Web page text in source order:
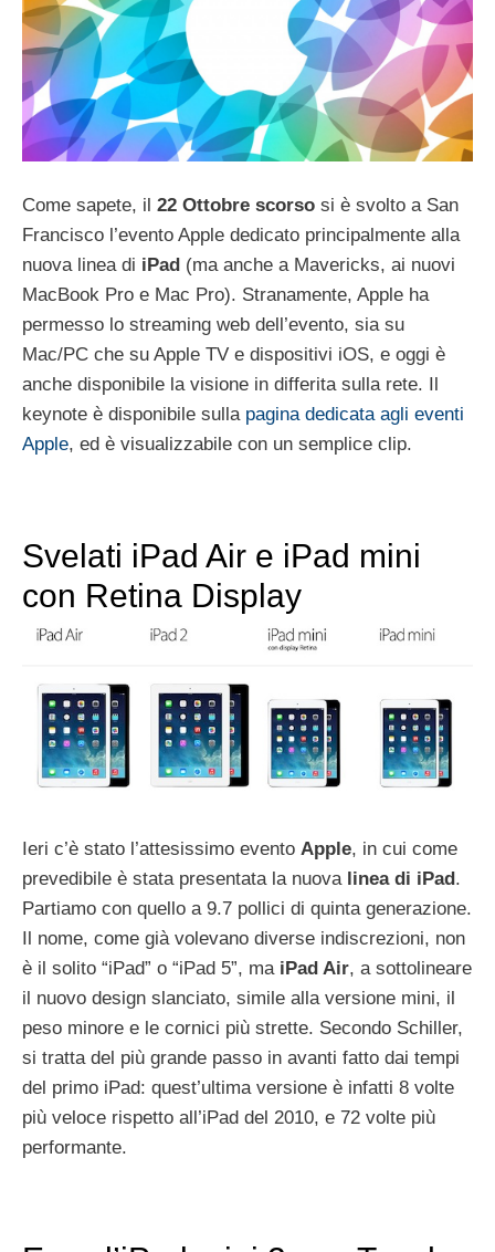
Come sapete, il 22 Ottobre scorso si è svolto a San
Francisco l’evento Apple dedicato principalmente alla
nuova linea di iPad (ma anche a Mavericks, ai nuovi
MacBook Pro e Mac Pro). Stranamente, Apple ha
permesso lo streaming web dell’evento, sia su
Mac/PC che su Apple TV e dispositivi iOS, e oggi è
anche disponibile la visione in differita sulla rete. Il
keynote è disponibile sulla pagina dedicata agli eventi
Apple, ed è visualizzabile con un semplice clip.
Svelati iPad Air e iPad mini
con Retina Display
Ieri c’è stato l’attesissimo evento Apple, in cui come
prevedibile è stata presentata la nuova linea di iPad.
Partiamo con quello a 9.7 pollici di quinta generazione.
Il nome, come già volevano diverse indiscrezioni, non
è il solito “iPad” o “iPad 5”, ma iPad Air, a sottolineare
il nuovo design slanciato, simile alla versione mini, il
peso minore e le cornici più strette. Secondo Schiller,
si tratta del più grande passo in avanti fatto dai tempi
del primo iPad: quest’ultima versione è infatti 8 volte
più veloce rispetto all’iPad del 2010, e 72 volte più
performante.